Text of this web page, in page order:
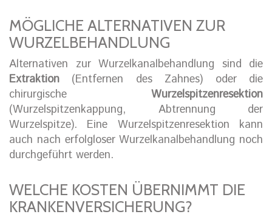
MÖGLICHE ALTERNATIVEN ZUR
WURZELBEHANDLUNG
Alternativen zur Wurzelkanalbehandlung sind die
Extraktion (Entfernen des Zahnes) oder die
chirurgische Wurzelspitzenresektion
(Wurzelspitzenkappung, Abtrennung der
Wurzelspitze). Eine Wurzelspitzenresektion kann
auch nach erfolgloser Wurzelkanalbehandlung noch
durchgeführt werden.
WELCHE KOSTEN ÜBERNIMMT DIE
KRANKENVERSICHERUNG?